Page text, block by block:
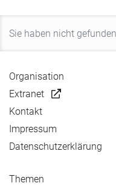
Organisation
Extranet
Kontakt
Impressum
Datenschutzerklärung
Themen